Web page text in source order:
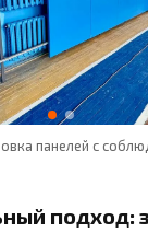
панелей с
подход: